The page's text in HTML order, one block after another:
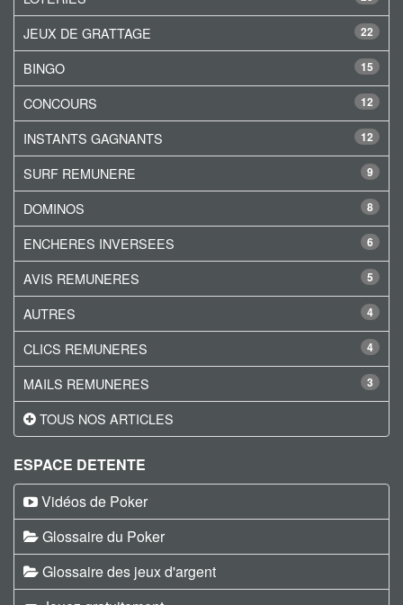
22
JEUX DE GRATTAGE
15
BINGO
12
CONCOURS
12
INSTANTS GAGNANTS
9
SURF REMUNERE
8
DOMINOS
6
ENCHERES INVERSEES
5
AVIS REMUNERES
4
AUTRES
4
CLICS REMUNERES
3
MAILS REMUNERES
TOUS NOS ARTICLES
ESPACE DETENTE
Vidéos de Poker
Glossaire du Poker
Glossaire des jeux d'argent